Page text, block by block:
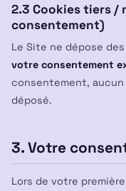
2.3 Cookies tiers /
consentement)
Le Site ne dépose
votre consentement
consentement,
déposé.
3. Votre
Lors de votre